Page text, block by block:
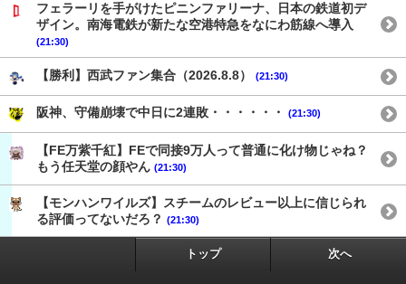
フェラーリを手がけたピニンファリーナ、日本の鉄道初デ
ザイン。南海電鉄が新たな空港特急をなにわ筋線へ導入
(21:30)
【勝利】西武ファン集合（2026.8.8） (21:30)
阪神、守備崩壊で中日に2連敗・・・・・・ (21:30)
【FE万紫千紅】FEで同接9万人って普通に化け物じゃね？
もう任天堂の顔やん (21:30)
【モンハンワイルズ】スチームのレビュー以上に信じられ
る評価ってないだろ？ (21:30)
トップ 次へ